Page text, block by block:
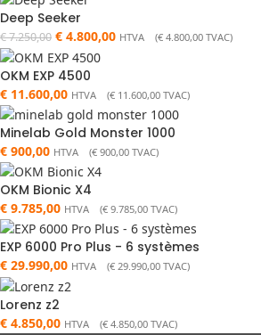
Deep Seeker
€7.250,00 € 4.800,00 HTVA (€ 4.800,00 TVAC)
OKM EXP 4500
€ 11.600,00 HTVA (€ 11.600,00 TVAC)
Minelab Gold Monster 1000
€ 900,00 HTVA (€ 900,00 TVAC)
OKM Bionic X4
€ 9.785,00 HTVA (€ 9.785,00 TVAC)
EXP 6000 Pro Plus - 6 systèmes
€ 29.990,00 HTVA (€ 29.990,00 TVAC)
Lorenz z2
€ 4.850,00 HTVA (€ 4.850,00 TVAC)